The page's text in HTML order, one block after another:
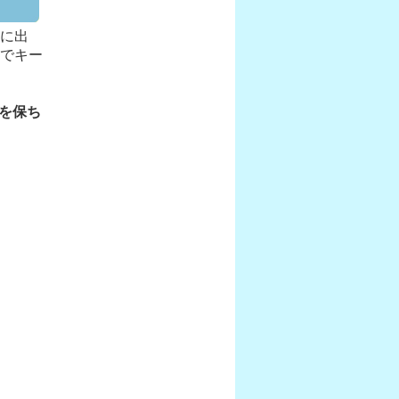
出
キー
保ち